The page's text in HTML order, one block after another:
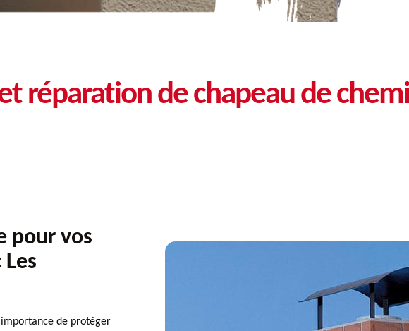
réparation de chapeau de
pour vos
de protéger